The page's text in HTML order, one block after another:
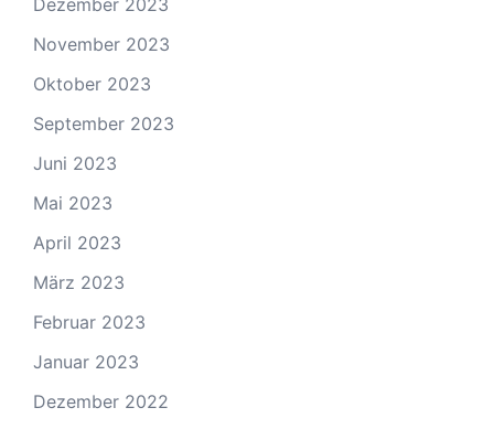
Dezember 2023
November 2023
Oktober 2023
September 2023
Juni 2023
Mai 2023
April 2023
März 2023
Februar 2023
Januar 2023
Dezember 2022